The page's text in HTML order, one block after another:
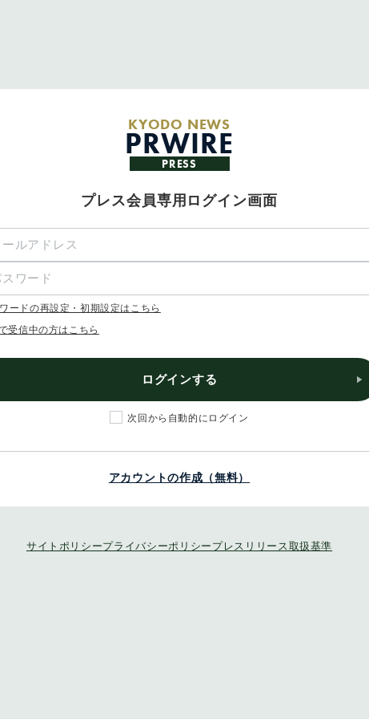
KYODO NEWS
PRWIRE
PRESS
プレス会員専用ログイン画面
ードの再設定・初期設定はこちら
受信中の方はこちら
ログインする
次回から自動的にログイン
アカウントの作成（無料）
サイトポリシープライバシーポリシー プレスリリース取扱基準